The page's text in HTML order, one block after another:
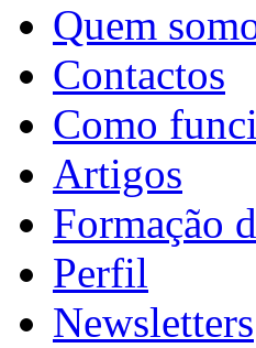
Quem
Contactos
Como
Artigos
Formação
Perfil
Newsletters